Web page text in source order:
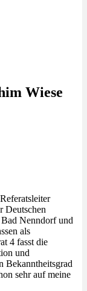
Wiese
Deutschen
Nenndorf und
als
4 fasst die
und
Bekanntheitsgrad
sehr auf meine